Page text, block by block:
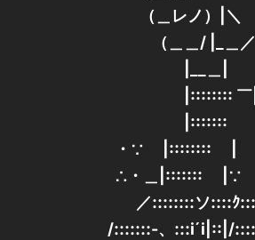
（＿レノ）|＼
（＿＿/ |_＿／
|:::::::: ￣|
|:::::::
・∵ |:::::::: | ：
∴・＿|::::::: |∵
／::::::::ソ::::ｸ::::゛’
/:::::::-、:::i´i|::|/